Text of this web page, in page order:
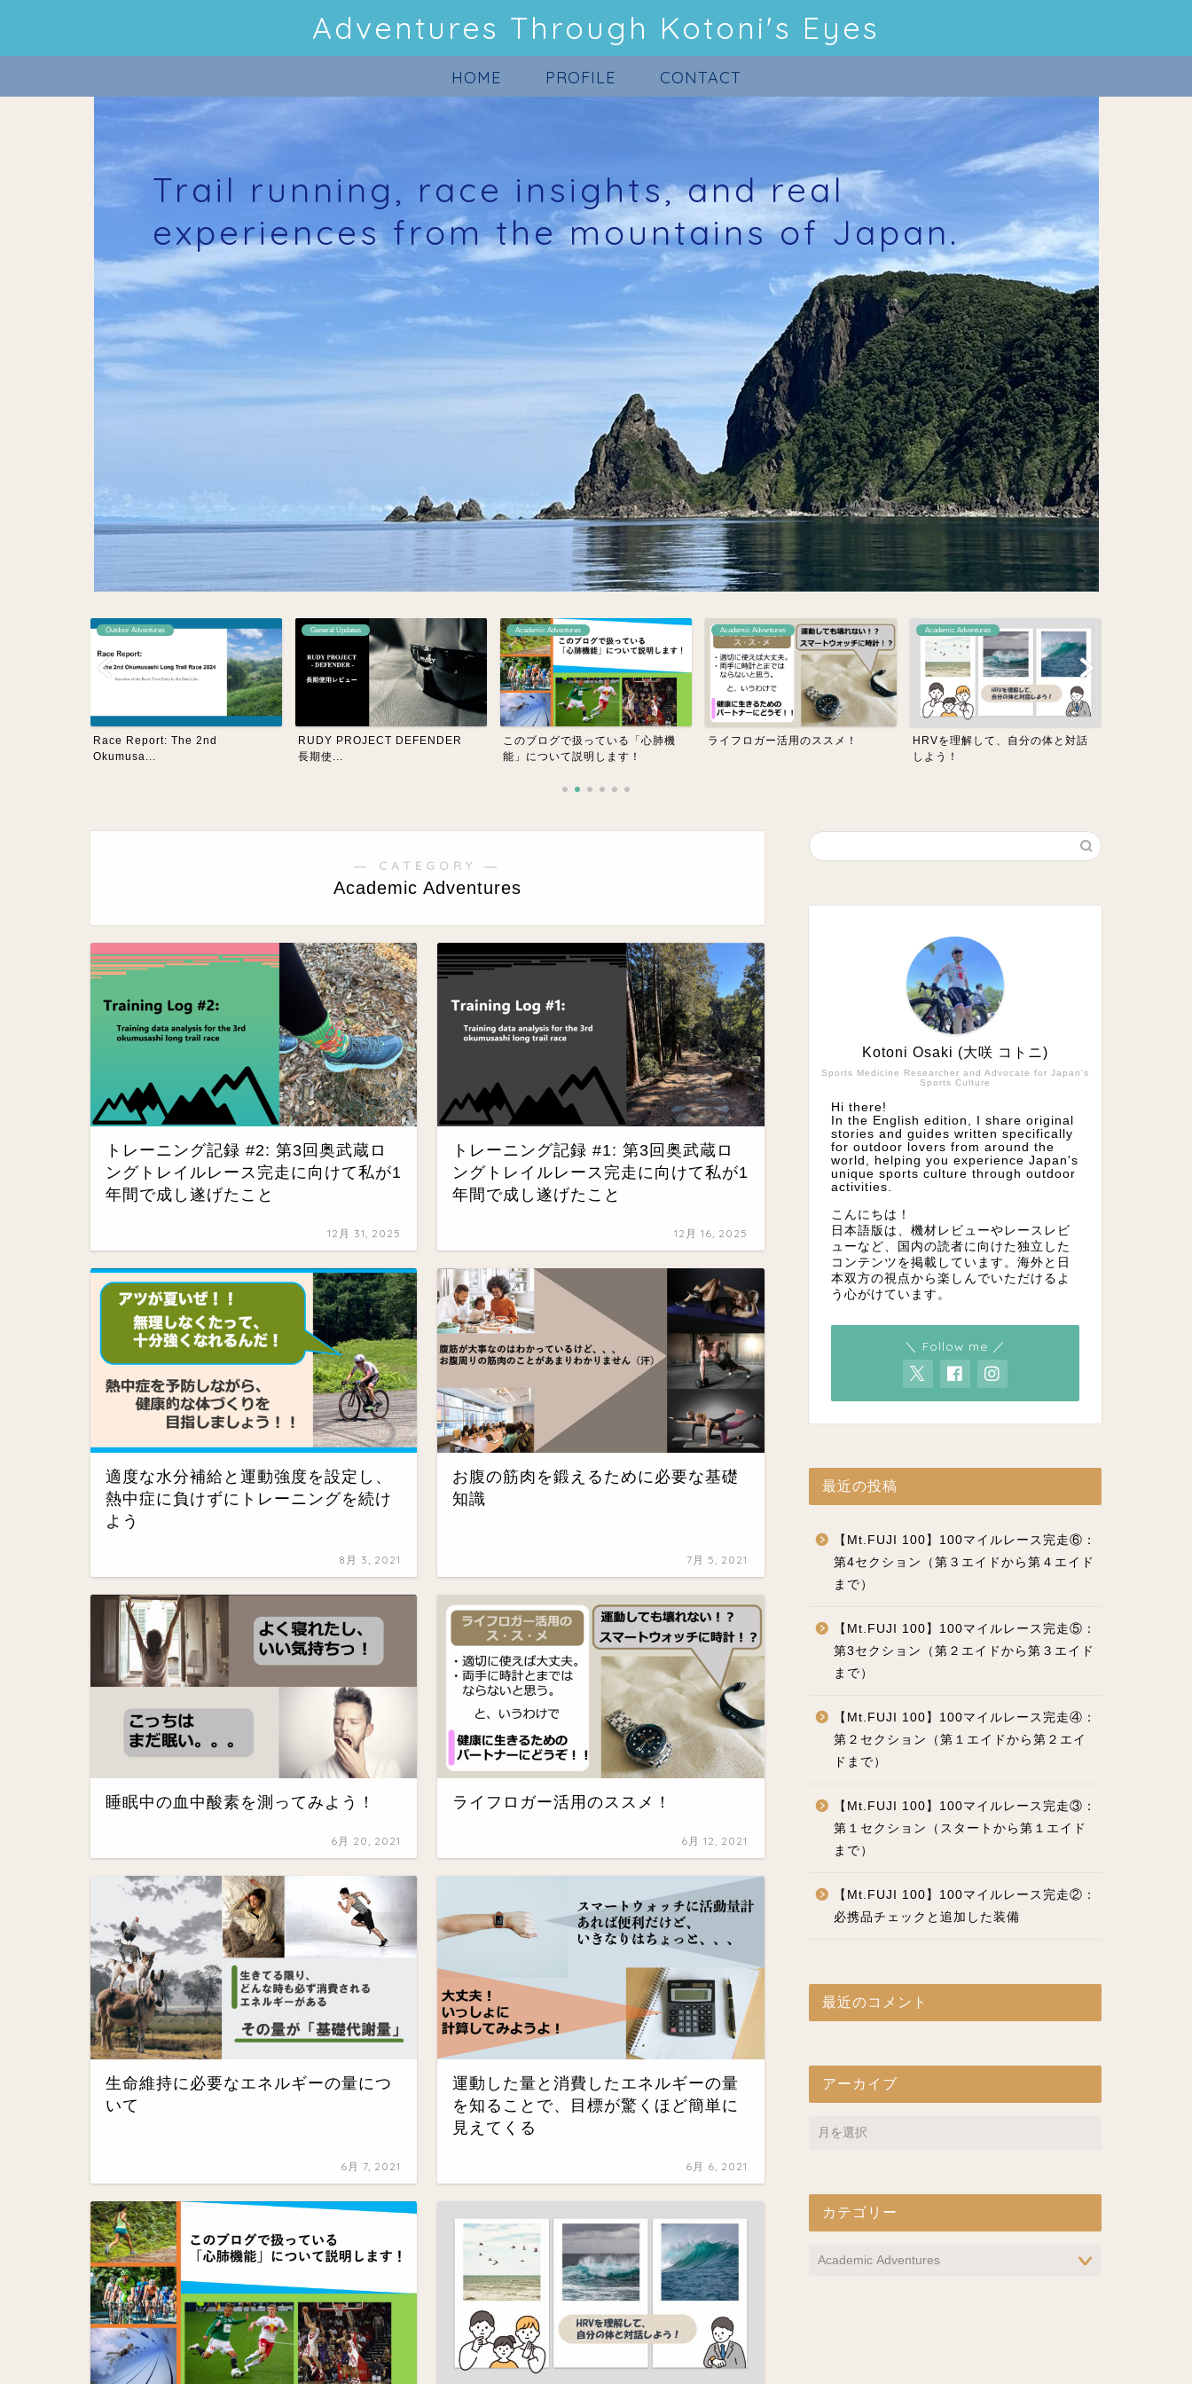
Adventures Through Kotoni's Eyes
HOME PROFILE CONTACT
Trail running, race insights, and real
experiences from the mountains of Japan.
General Updates
RUDY PROJECT DEFENDER
Academic Adventures
このブログで扱っている「心肺機
能」について説明します！
Academic Adventures
ライフロガー活用のススメ！
Academic Adventures
HRVを理解して、自分の体と対話
Academic Adventures
トレーニング記録 #1: 第3回奥武蔵
― CATEGORY ―
Academic Adventures
トレーニング記録 #2: 第3回奥武蔵ロ
ングトレイルレース完走に向けて私が1
年間で成し遂げたこと
12月 31, 2025
トレーニング記録 #1: 第3回奥武蔵ロ
ングトレイルレース完走に向けて私が1
年間で成し遂げたこと
12月 16, 2025
適度な水分補給と運動強度を設定し、
熱中症に負けずにトレーニングを続け
よう
8月 3, 2021
お腹の筋肉を鍛えるために必要な基礎
知識
7月 5, 2021
睡眠中の血中酸素を測ってみよう！
6月 20, 2021
ライフロガー活用のススメ！
6月 12, 2021
生命維持に必要なエネルギーの量につ
いて
6月 7, 2021
運動した量と消費したエネルギーの量
を知ることで、目標が驚くほど簡単に
見えてくる
6月 6, 2021
Sports Medicine Researcher and Advocate for Japan’s
Sports Culture
Kotoni Osaki (大咲 コトニ)
Hi there!
In the English edition, I share original
stories and guides written specifically
for outdoor lovers from around the
world, helping you experience Japan's
unique sports culture through outdoor
activities.
こんにちは！
日本語版は、機材レビューやレースレビ
ューなど、国内の読者に向けた独立した
コンテンツを掲載しています。海外と日
本双方の視点から楽しんでいただけるよ
う心がけています。
＼ Follow me ／
最近の投稿
【Mt.FUJI 100】100マイルレース完走⑥：
第4セクション（第３エイドから第４エイド
まで）
【Mt.FUJI 100】100マイルレース完走⑤：
第3セクション（第２エイドから第３エイド
まで）
【Mt.FUJI 100】100マイルレース完走④：
第２セクション（第１エイドから第２エイ
ドまで）
【Mt.FUJI 100】100マイルレース完走③：
第１セクション（スタートから第１エイド
まで）
【Mt.FUJI 100】100マイルレース完走②：
必携品チェックと追加した装備
最近のコメント
アーカイブ
カテゴリー